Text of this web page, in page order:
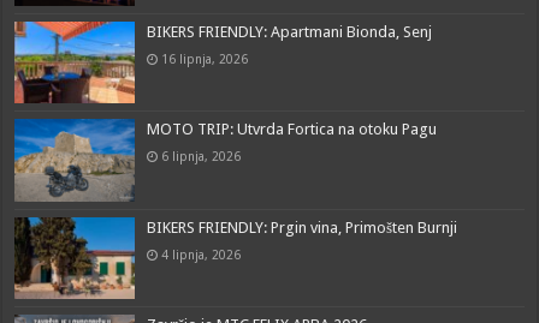
BIKERS FRIENDLY: Apartmani Bionda, Senj
16 lipnja, 2026
MOTO TRIP: Utvrda Fortica na otoku Pagu
6 lipnja, 2026
BIKERS FRIENDLY: Prgin vina, Primošten Burnji
4 lipnja, 2026